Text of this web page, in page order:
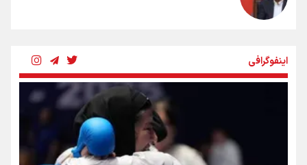
بنزین؛ تدبیری برای حفظ امنیت انرژی
«هورامان»؛ میراثی که جهان را شیفته کرد
اینفوگرافی